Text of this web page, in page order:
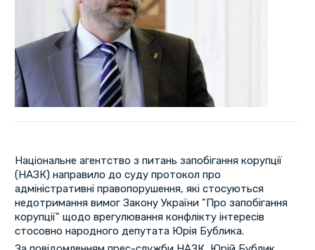
Національне агентство з питань запобігання корупції
(НАЗК) направило до суду протокол про
адміністративні правопорушення, які стосуються
недотримання вимог Закону України "Про запобігання
корупції" щодо врегулювання конфлікту інтересів
стосовно народного депутата Юрія Бублика.